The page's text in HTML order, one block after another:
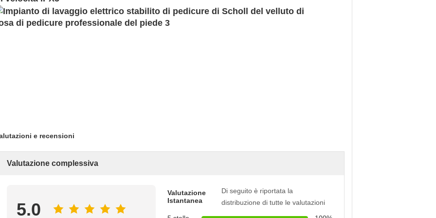
e recensioni
Valutazione complessiva
5.0
Valutazione
Istantanea
Di seguito è riportata la
distribuzione di tutte le valutazioni